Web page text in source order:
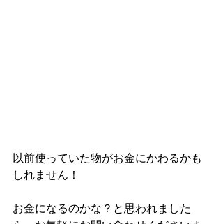
以前使っていた物がお金にかわるかも
しれません！
お金になるのかな？と思われました